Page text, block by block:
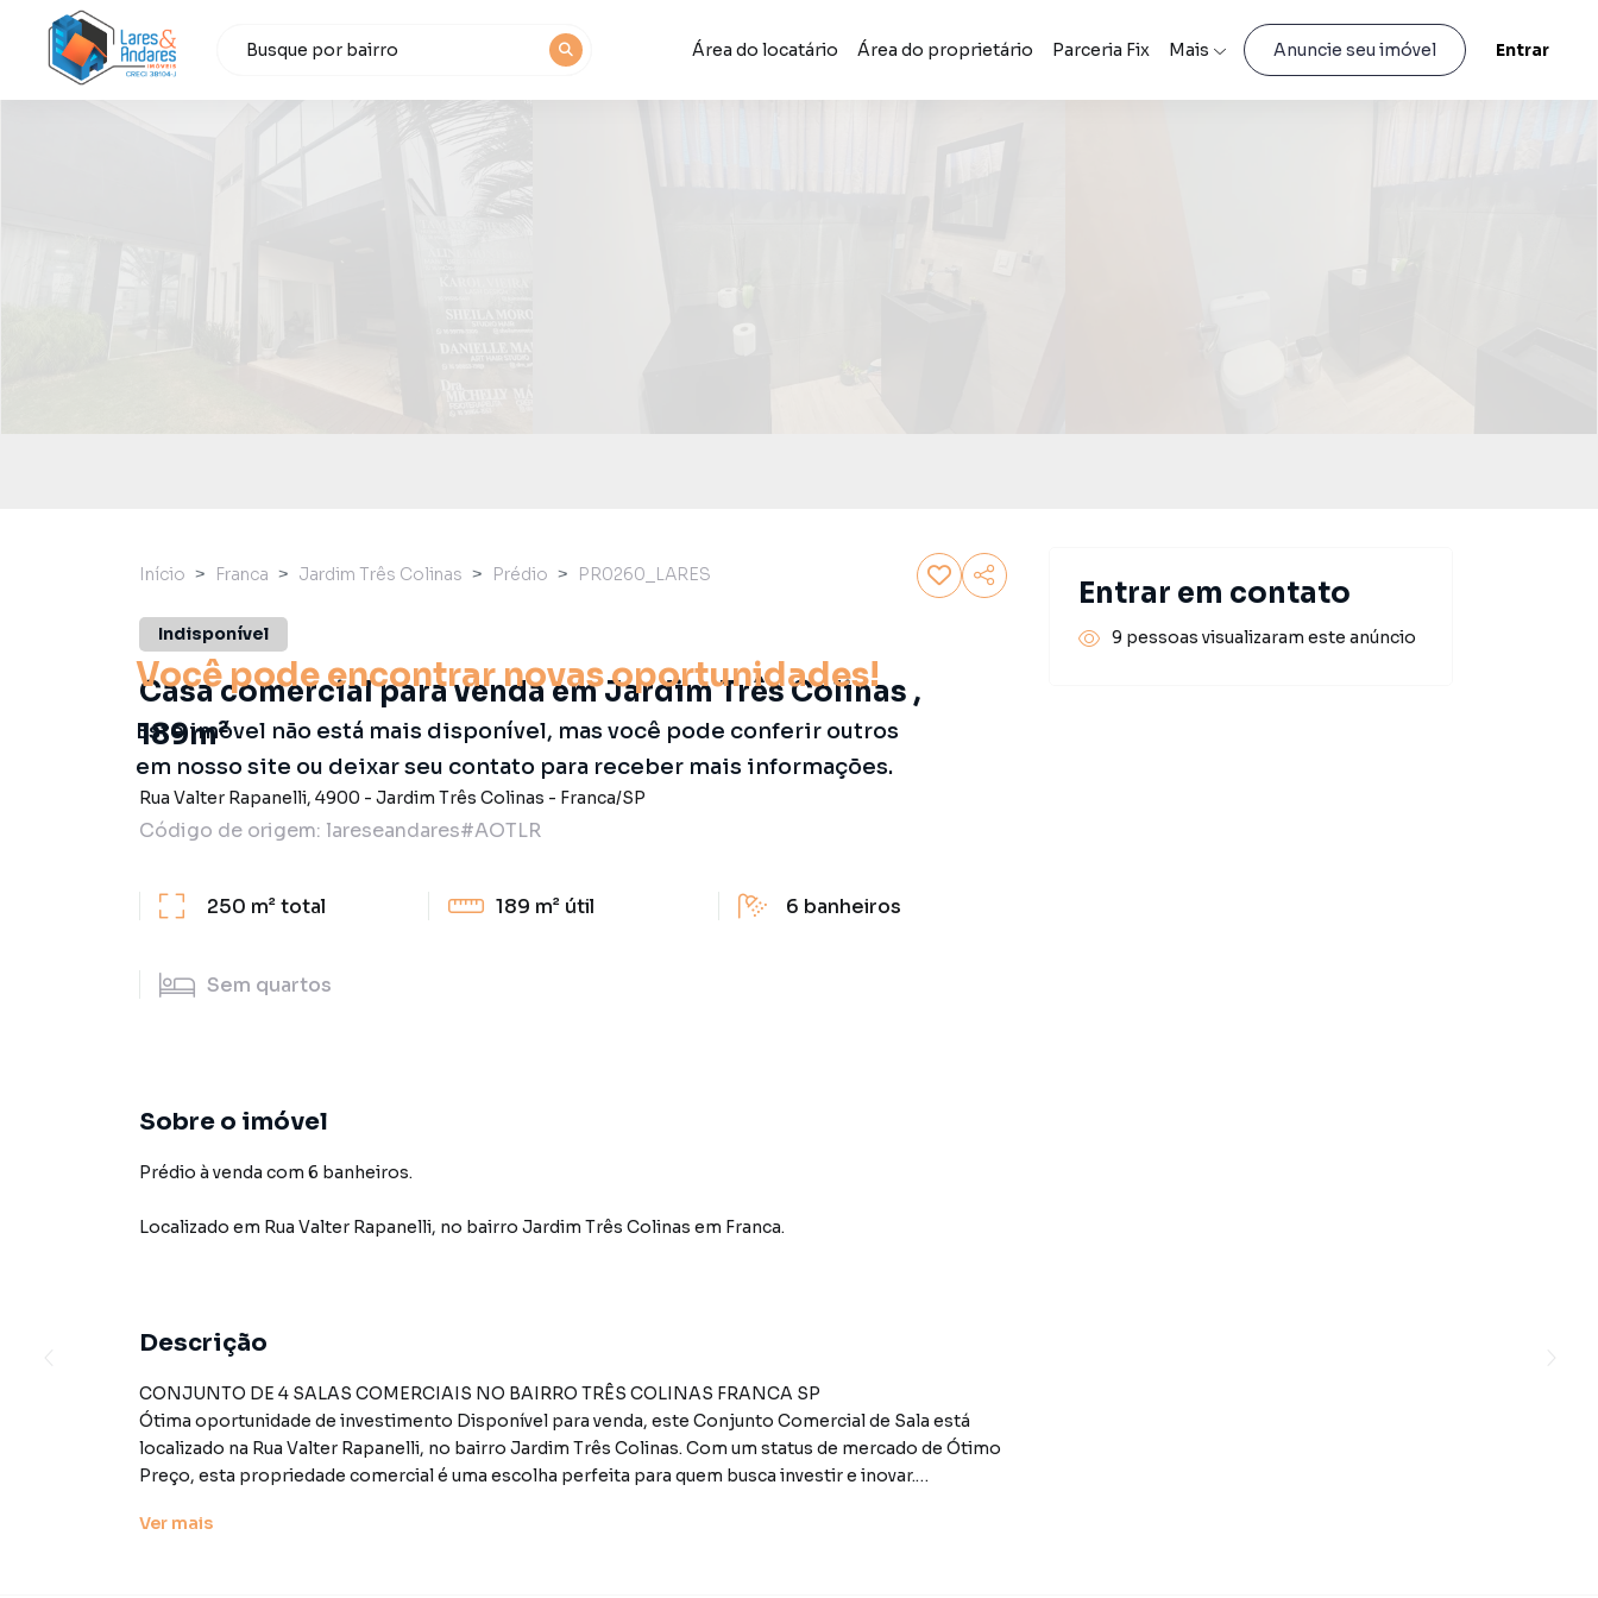
Área do locatário Área do proprietário Parceria Fix Mais Anuncie seu imóvel Entrar
Você pode encontrar novas oportunidades!
Este imóvel não está mais disponível, mas você pode conferir outros
em nosso site ou deixar seu contato para receber mais informações.
Início Franca Jardim Três Colinas Prédio PR0260_LARES
Indisponível
Casa comercial para venda em Jardim Três Colinas ,
189m²
Rua Valter Rapanelli, 4900 - Jardim Três Colinas - Franca/SP
Código de origem: lareseandares#AOTLR
250 m²total 189 m² útil 6 banheiros
Sem quartos
Sobre o imóvel
Prédio à venda com 6 banheiros.
Localizado em Rua Valter Rapanelli, no bairro Jardim Três Colinas em Franca.
Descrição
CONJUNTO DE 4 SALAS COMERCIAIS NO BAIRRO TRÊS COLINAS FRANCA SP
Ótima oportunidade de investimento Disponível para venda, este Conjunto Comercial de Sala está
localizado na Rua Valter Rapanelli, no bairro Jardim Três Colinas. Com um status de mercado de Ótimo
Preço, esta propriedade comercial é uma escolha perfeita para quem busca investir e inovar.
Construída em um terreno de 250 metros quadrados, a propriedade oferece um espaço de 189 m² ideal
Ver mais
Entrar em contato
9 pessoas visualizaram este anúncio